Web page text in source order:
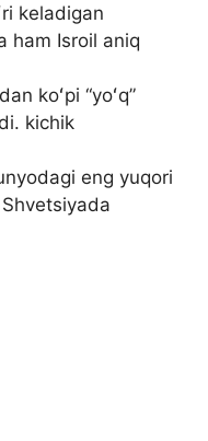
keladigan
ham Isroil aniq
koʻpi “yoʻq”
kichik
eng yuqori